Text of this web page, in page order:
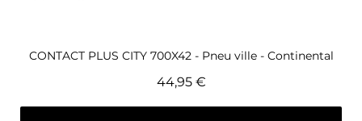
Aperçu rapide
CONTACT PLUS CITY 700X42 - Pneu ville - Continental
44,95 €